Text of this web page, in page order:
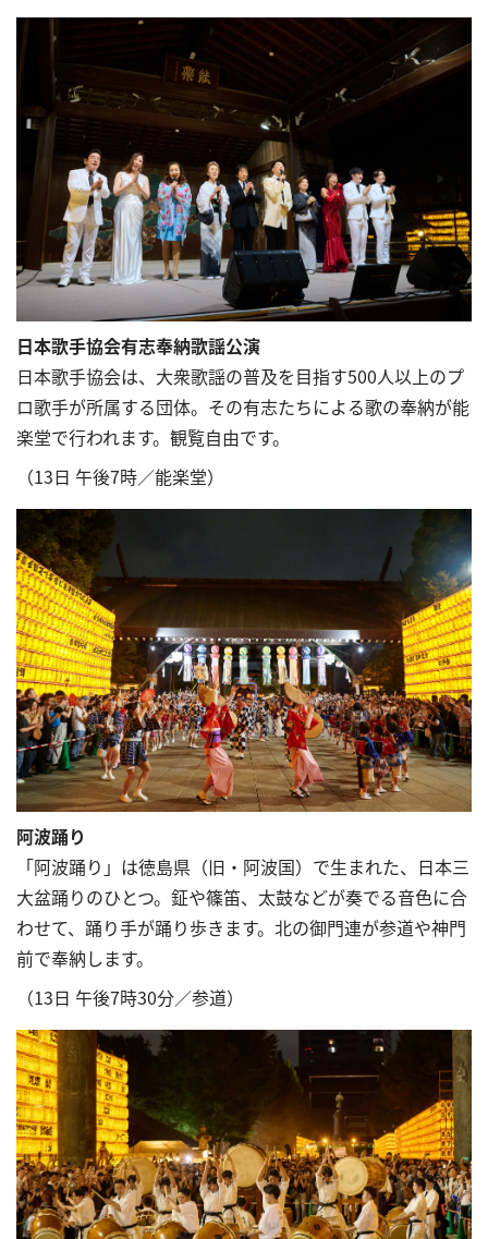
日本歌手協会有志奉納歌謡公演
日本歌手協会は、大衆歌謡の普及を目指す500人以上のプ
ロ歌手が所属する団体。その有志たちによる歌の奉納が能
楽堂で行われます。観覧自由です。
（13日 午後7時／能楽堂）
阿波踊り
「阿波踊り」は徳島県（旧・阿波国）で生まれた、日本三
大盆踊りのひとつ。鉦や篠笛、太鼓などが奏でる音色に合
わせて、踊り手が踊り歩きます。北の御門連が参道や神門
前で奉納します。
（13日 午後7時30分／参道）